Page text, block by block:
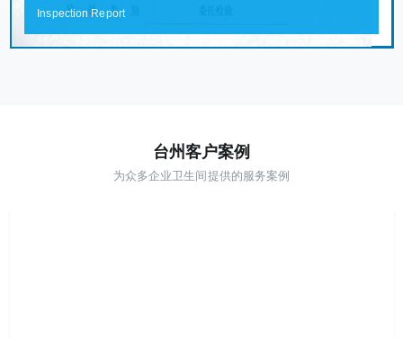
Inspection Report
台州客户案例
为众多企业卫生间提供的服务案例